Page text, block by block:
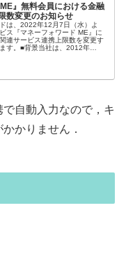
』無料会員における金融
数変更のお知らせ
は、2022年12月7日（水）よ
ス『マネーフォワード ME』に
連サービス連携上限数を変更す
す。■背景当社は、2012年…
自動入力なので，キ
かりません．